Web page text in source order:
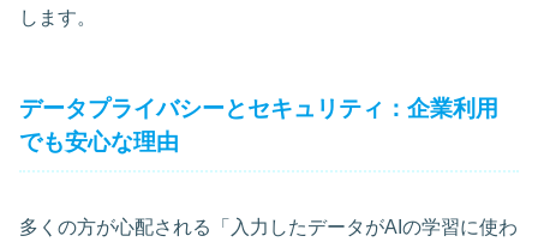
します。
データプライバシーとセキュリティ：企業利用
でも安心な理由
多くの方が心配される「入力したデータがAIの学習に使わ